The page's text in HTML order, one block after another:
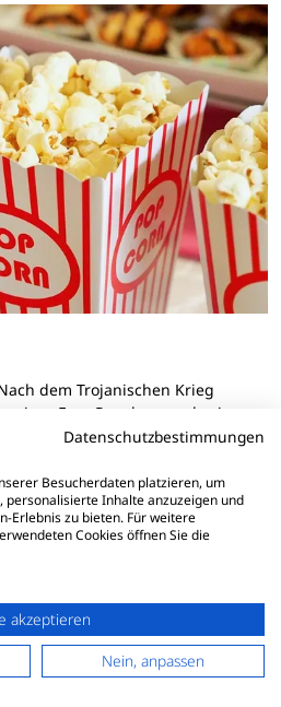
dem Trojanischen Krieg
seiner Frau Penelope und seinem
zurückkehren. Doch der
als erwartet, denn
voller Gefahren…
Datenschutzbestimmungen
Besucherdaten platzieren, um
personalisierte Inhalte anzuzeigen und
Erlebnis zu bieten. Für weitere
Cookies öffnen Sie die
akzeptieren
Nein, anpassen